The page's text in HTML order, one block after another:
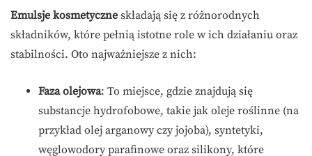
Emulsje kosmetyczne składają się z różnorodnych
składników, które pełnią istotne role w ich działaniu oraz
stabilności. Oto najważniejsze z nich:
Faza olejowa: To miejsce, gdzie znajdują się
substancje hydrofobowe, takie jak oleje roślinne (na
przykład olej arganowy czy jojoba), syntetyki,
węglowodory parafinowe oraz silikony, które